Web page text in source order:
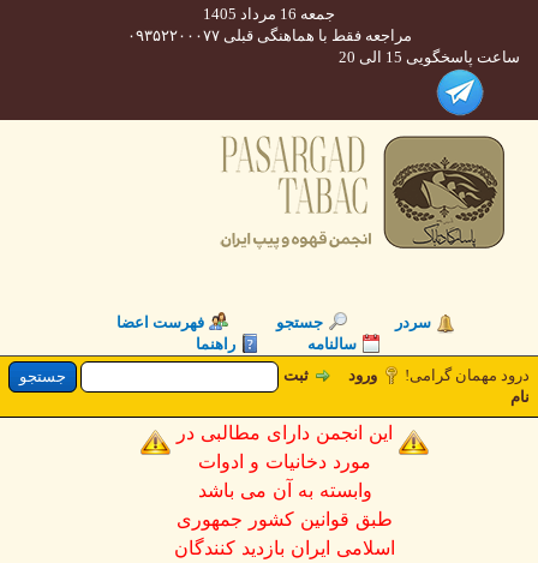
جمعه 16 مرداد 1405
مراجعه فقط با هماهنگی قبلی ۰۹۳۵۲۲۰۰۰۷۷
پاسخگویی 15 الی 20
سردر جستجو
فهرست اعضا
سالنامه
راهنما
مهمان گرامی!
ورود ثبت
این انجمن دارای مطالبی در
مورد دخانیات و ادوات
وابسته به آن می باشد
طبق قوانین کشور جمهوری
اسلامی ایران بازدید کنندگان